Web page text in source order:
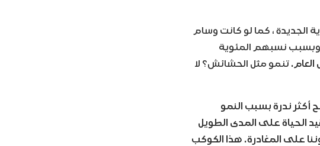
الجديدة ، كما لو كانت وسام
وبسبب نسبهم المئوية
تنمو مثل الحشائش؟ لا
أكثر ندرة بسبب النمو
الحياة على المدى الطويل
على المغادرة. هذا الكوكب